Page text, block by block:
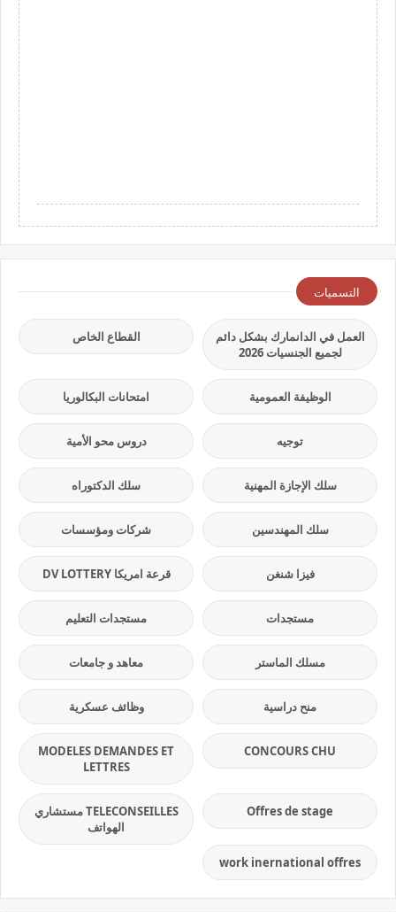
التسميات
العمل في الدانمارك بشكل دائم
لجميع الجنسيات 2026
القطاع الخاص
الوظيفة العمومية امتحانات البكالوريا
توجيه دروس محو الأمية
سلك الإجازة المهنية سلك الدكتوراه
سلك المهندسين شركات ومؤسسات
فيزا شنغن قرعة امريكا DV LOTTERY
مستجدات مستجدات التعليم
مسلك الماستر معاهد و جامعات
منح دراسية وظائف عسكرية
CONCOURS CHU
MODELES DEMANDES ET
LETTRES
Offres de stage
TELECONSEILLES مستشاري
الهواتف
work inernational offres